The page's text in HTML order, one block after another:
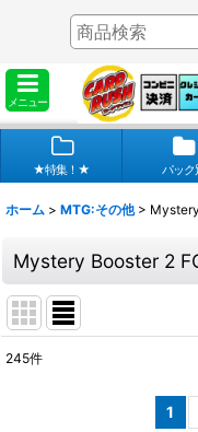
メニュー
★特集！★ パック
ホーム > MTG:その他 >
Mystery Booster 2
245件
1